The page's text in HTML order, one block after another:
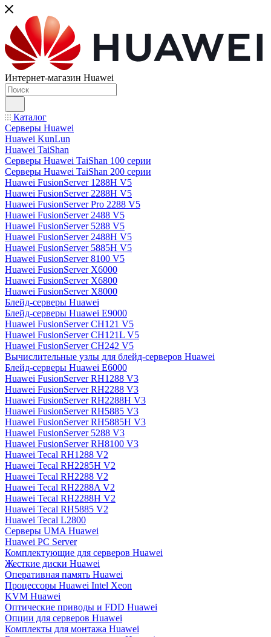
Интернет-магазин Huawei
Каталог
Серверы Huawei
Huawei KunLun
Huawei TaiShan
Серверы Huawei TaiShan 100 серии
Серверы Huawei TaiShan 200 серии
Huawei FusionServer 1288H V5
Huawei FusionServer 2288H V5
Huawei FusionServer Pro 2288 V5
Huawei FusionServer 2488 V5
Huawei FusionServer 5288 V5
Huawei FusionServer 2488H V5
Huawei FusionServer 5885H V5
Huawei FusionServer 8100 V5
Huawei FusionServer X6000
Huawei FusionServer X6800
Huawei FusionServer X8000
Блейд-серверы Huawei
Блейд-серверы Huawei E9000
Huawei FusionServer CH121 V5
Huawei FusionServer CH121L V5
Huawei FusionServer CH242 V5
Вычислительные узлы для блейд-серверов Huawei
Блейд-серверы Huawei E6000
Huawei FusionServer RH1288 V3
Huawei FusionServer RH2288 V3
Huawei FusionServer RH2288H V3
Huawei FusionServer RH5885 V3
Huawei FusionServer RH5885H V3
Huawei FusionServer 5288 V3
Huawei FusionServer RH8100 V3
Huawei Tecal RH1288 V2
Huawei Tecal RH2285H V2
Huawei Tecal RH2288 V2
Huawei Tecal RH2288A V2
Huawei Tecal RH2288H V2
Huawei Tecal RH5885 V2
Huawei Tecal L2800
Серверы UMA Huawei
Huawei PC Server
Комплектующие для серверов Huawei
Жесткие диски Huawei
Оперативная память Huawei
Процессоры Huawei Intel Xeon
KVM Huawei
Оптические приводы и FDD Huawei
Опции для серверов Huawei
Комплекты для монтажа Huawei